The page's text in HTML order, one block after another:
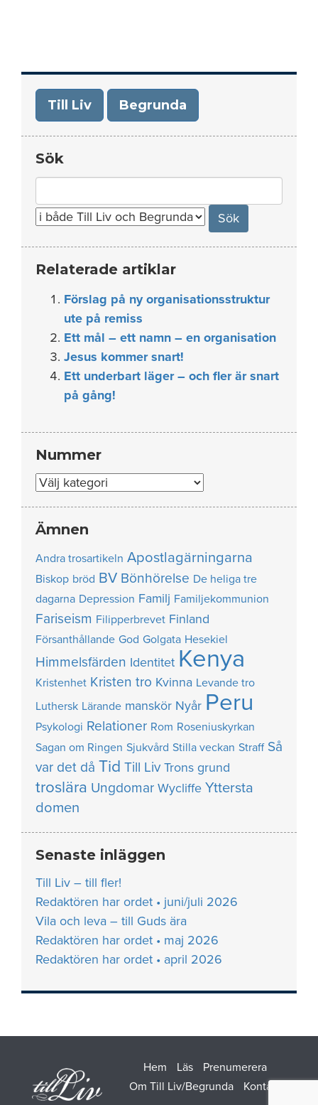
Till Liv Begrunda
Sök
for:
Relaterade artiklar
Förslag på ny organisationsstruktur
ute på remiss
Ett mål – ett namn – en organisation
Jesus kommer snart!
Ett underbart läger – och fler är snart
på gång!
Nummer
Nummer
Ämnen
Andra trosartikeln Apostlagärningarna
Biskop bröd BV Bönhörelse De heliga tre
dagarna Depression Familj Familjekommunion
Fariseism Filipperbrevet Finland
Försanthållande God Golgata Hesekiel
Himmelsfärden Identitet Kenya
Kristenhet Kristen tro Kvinna Levande tro
Luthersk Lärande manskör Nyår Peru
Psykologi Relationer Rom Roseniuskyrkan
Sagan om Ringen Sjukvård Stilla veckan Straff Så
var det då Tid Till Liv Trons grund
troslära Ungdomar Wycliffe Yttersta
domen
Senaste inläggen
Till Liv – till fler!
Redaktören har ordet • juni/juli 2026
Vila och leva – till Guds ära
Redaktören har ordet • maj 2026
Redaktören har ordet • april 2026
Hem Läs
Prenumerera
Om Till Liv/Begrunda
Kontakt